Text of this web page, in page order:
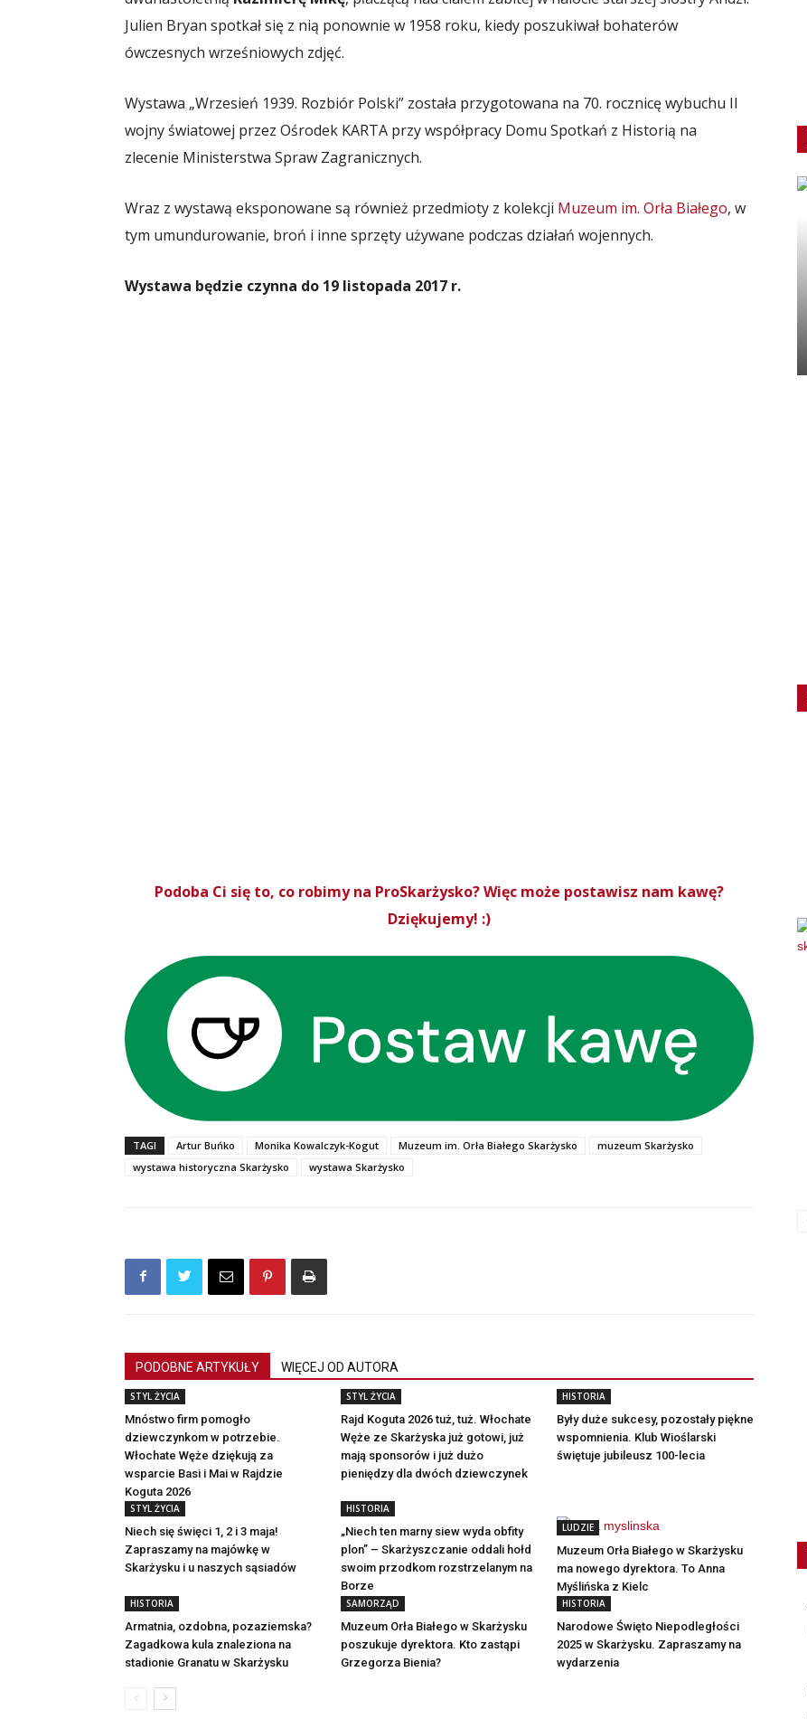
Julien Bryan spotkał się z nią ponownie w 1958 roku, kiedy poszukiwał bohaterów
ówczesnych wrześniowych zdjęć.
Wystawa „Wrzesień 1939. Rozbiór Polski” została przygotowana na 70. rocznicę wybuchu II
wojny światowej przez Ośrodek KARTA przy współpracy Domu Spotkań z Historią na
zlecenie Ministerstwa Spraw Zagranicznych.
Wraz z wystawą eksponowane są również przedmioty z kolekcji Muzeum im. Orła Białego, w
tym umundurowanie, broń i inne sprzęty używane podczas działań wojennych.
Wystawa będzie czynna do 19 listopada 2017 r.
Podoba Ci się to, co robimy na ProSkarżysko? Więc może postawisz nam kawę?
Dziękujemy! :)
TAGI Artur Buńko Monika Kowalczyk-Kogut Muzeum im. Orła Białego Skarżysko
muzeum Skarżysko
wystawa historyczna Skarżysko
wystawa Skarżysko
PODOBNE ARTYKUŁY WIĘCEJ OD AUTORA
STYL ŻYCIA
Mnóstwo firm pomogło
dziewczynkom w potrzebie.
Włochate Węże dziękują za
wsparcie Basi i Mai w Rajdzie
Koguta 2026
STYL ŻYCIA
Rajd Koguta 2026 tuż, tuż. Włochate
Węże ze Skarżyska już gotowi, już
mają sponsorów i już dużo
pieniędzy dla dwóch dziewczynek
HISTORIA
Były duże sukcesy, pozostały piękne
wspomnienia. Klub Wioślarski
świętuje jubileusz 100-lecia
STYL ŻYCIA
Niech się święci 1, 2 i 3 maja!
Zapraszamy na majówkę w
Skarżysku i u naszych sąsiadów
HISTORIA
„Niech ten marny siew wyda obfity
plon” – Skarżyszczanie oddali hołd
swoim przodkom rozstrzelanym na
Borze
LUDZIE
Muzeum Orła Białego w Skarżysku
ma nowego dyrektora. To Anna
Myślińska z Kielc
HISTORIA
Armatnia, ozdobna, pozaziemska?
Zagadkowa kula znaleziona na
stadionie Granatu w Skarżysku
SAMORZĄD
Muzeum Orła Białego w Skarżysku
poszukuje dyrektora. Kto zastąpi
Grzegorza Bienia?
HISTORIA
Narodowe Święto Niepodległości
2025 w Skarżysku. Zapraszamy na
wydarzenia